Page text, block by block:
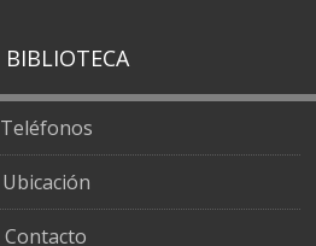
BIBLIOTECA
Teléfonos
Ubicación
Contacto